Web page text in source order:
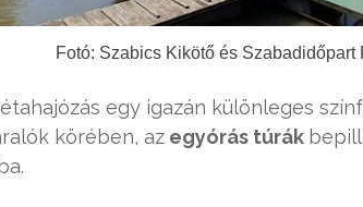
Fotó: Szabics Kikötő és Szabadidőpart
egy igazán különleges
körében, az egyórás túrák